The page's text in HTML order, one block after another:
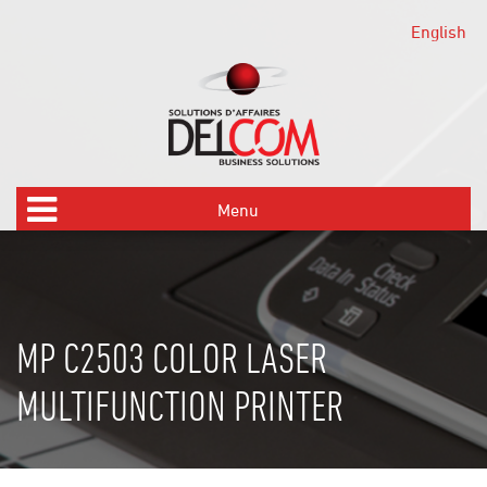
English
Menu
Support
Équipe
À propos
MP C2503 COLOR LASER
MULTIFUNCTION PRINTER